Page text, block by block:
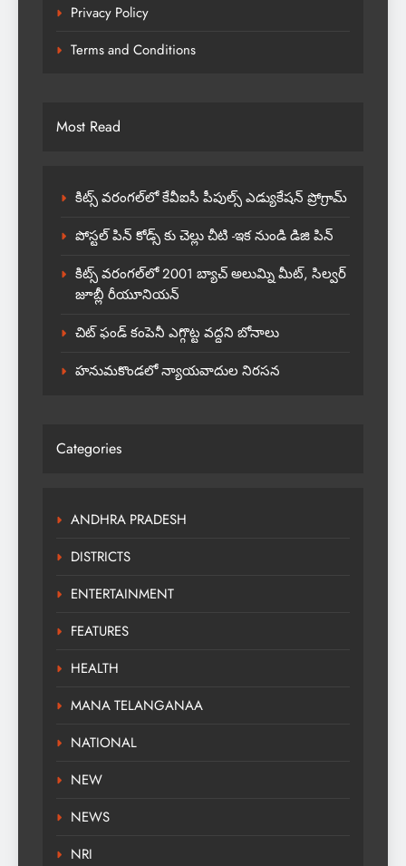
Privacy Policy
Terms and Conditions
Most Read
కిట్స్ వరంగల్‌లో కేవీఐసీ పీపుల్స్ ఎడ్యుకేషన్ ప్రోగ్రామ్
పోస్టల్ పిన్ కోడ్స్ కు చెల్లు చీటి -ఇక నుండి డిజి పిన్
కిట్స్ వరంగల్‌లో 2001 బ్యాచ్ అలుమ్ని మీట్, సిల్వర్
జూబ్లీ రీయూనియన్
చిట్ ఫండ్ కంపెనీ ఎగ్గొట్ట వద్దని బోనాలు
హనుమకొండలో న్యాయవాదుల నిరసన
Categories
ANDHRA PRADESH
DISTRICTS
ENTERTAINMENT
FEATURES
HEALTH
MANA TELANGANAA
NATIONAL
NEW
NEWS
NRI